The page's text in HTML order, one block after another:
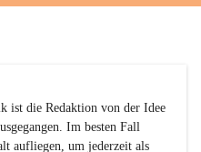
ist die Redaktion von der Idee
Im besten Fall
aufliegen, um jederzeit als